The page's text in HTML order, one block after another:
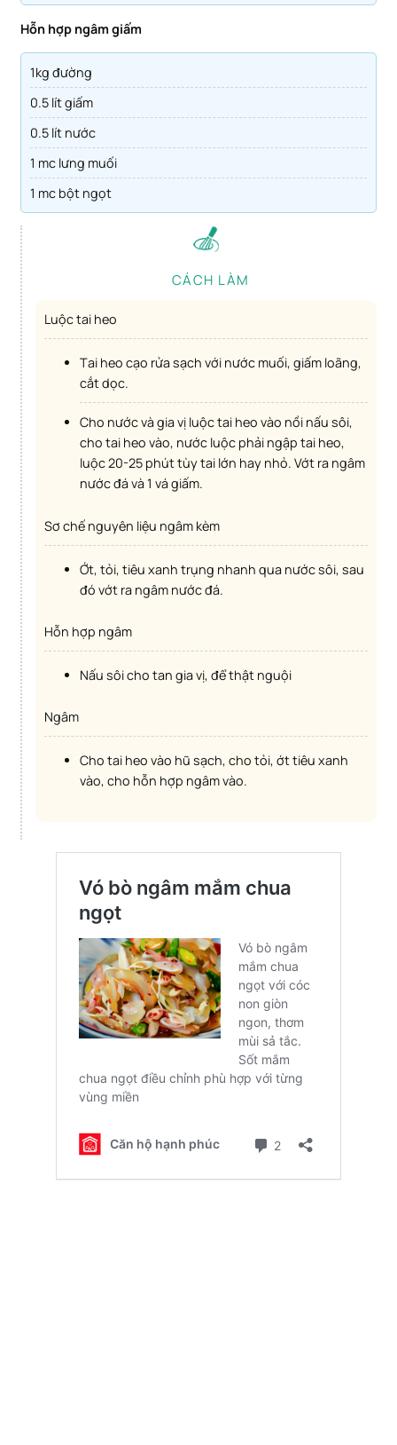
Hỗn hợp ngâm giấm
1kg đường
0.5 lít giấm
0.5 lít nước
1 mc lưng muối
1 mc bột ngọt
CÁCH LÀM
Luộc tai heo
Tai heo cạo rửa sạch với nước muối, giấm loãng,
cắt dọc.
Cho nước và gia vị luộc tai heo vào nồi nấu sôi,
cho tai heo vào, nước luộc phải ngập tai heo,
luộc 20-25 phút tùy tai lớn hay nhỏ. Vớt ra ngâm
nước đá và 1 vá giấm.
Sơ chế nguyên liệu ngâm kèm
Ớt, tỏi, tiêu xanh trụng nhanh qua nước sôi, sau
đó vớt ra ngâm nước đá.
Hỗn hợp ngâm
Nấu sôi cho tan gia vị, để thật nguội
Ngâm
Cho tai heo vào hũ sạch, cho tỏi, ớt tiêu xanh
vào, cho hỗn hợp ngâm vào.